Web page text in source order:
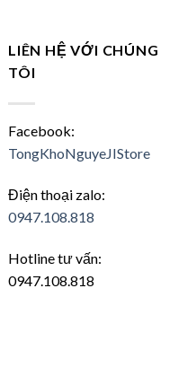
LIÊN HỆ VỚI CHÚNG
TÔI
Facebook:
TongKhoNguyeJIStore
Điện thoại zalo:
0947.108.818
Hotline tư vấn:
0947.108.818